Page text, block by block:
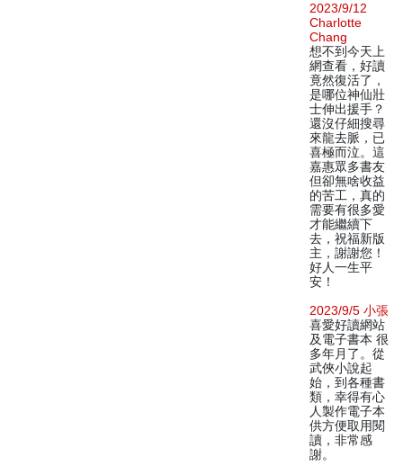
2023/9/12
Charlotte
Chang
想不到今天上
網查看，好讀
竟然復活了，
是哪位神仙壯
士伸出援手？
還沒仔細搜尋
來龍去脈，已
喜極而泣。這
嘉惠眾多書友
但卻無啥收益
的苦工，真的
需要有很多愛
才能繼續下
去，祝福新版
主，謝謝您！
好人一生平
安！
2023/9/5 小張
喜愛好讀網站
及電子書本 很
多年月了。從
武俠小說起
始，到各種書
類，幸得有心
人製作電子本
供方便取用閱
讀，非常感
謝。